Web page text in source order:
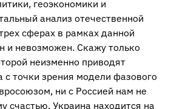
геоэкономики и
анализ отечественной
сферах в рамках данной
и невозможен. Скажу только
неизменно приводят
с точки зрения модели фазового
ни с Россией нам не
счастью, Украина находится на